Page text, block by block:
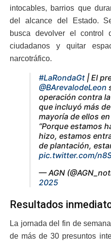
intocables, barrios que
del alcance del Estado.
busca devolver el control
ciudadanos y quitar
narcotráfico.
#LaRondaGt | El
@BArevalodeLeon
operación contra
que incluyó más
mayoría de ellos
“Porque estamos
hizo, estamos
de plantación,
pic.twitter.com/
— AGN
2025
Resultados
La jornada del fin de
de más de 30 presuntos